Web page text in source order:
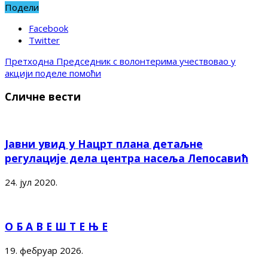
Подели
Facebook
Twitter
Претходна Председник с волонтерима учествовао у
акцији поделе помоћи
Сличне вести
Јавни увид у Нацрт плана детаљне
регулације дела центра насеља Лепосавић
24. јул 2020.
О Б А В Е Ш Т Е Њ Е
19. фебруар 2026.